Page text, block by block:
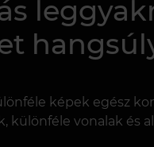
képek egész
különféle vonalak és